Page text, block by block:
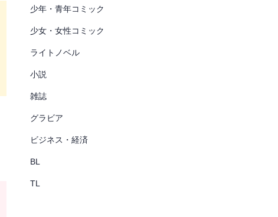
少年・青年コミック
少女・女性コミック
ライトノベル
小説
雑誌
グラビア
ビジネス・経済
BL
TL